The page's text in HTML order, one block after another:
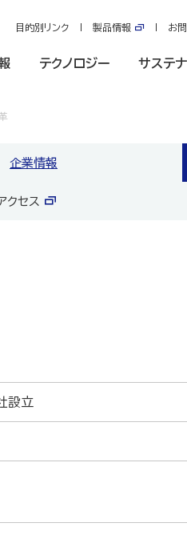
目的別リンク 製品情報 お
テクノロジー サステ
企業情報
クセス
設立